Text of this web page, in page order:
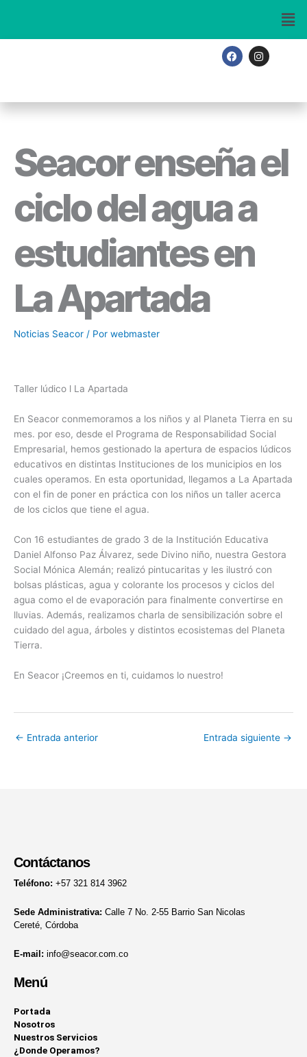
contenido
F
a
o
I
n
g
Seacor enseña el
ciclo del agua a
estudiantes en
La Apartada
Noticias Seacor / Por webmaster
Taller lúdico l La Apartada
En Seacor conmemoramos a los niños y al Planeta Tierra en su
mes. por eso, desde el Programa de Responsabilidad Social
Empresarial, hemos gestionado la apertura de espacios lúdicos
educativos en distintas Instituciones de los municipios en los
cuales operamos. En esta oportunidad, llegamos a La Apartada
con el fin de poner en práctica con los niños un taller acerca
de los ciclos que tiene el agua.
Con 16 estudiantes de grado 3 de la Institución Educativa
Daniel Alfonso Paz Álvarez, sede Divino niño, nuestra Gestora
Social Mónica Alemán; realizó pintucaritas y les ilustró con
bolsas plásticas, agua y colorante los procesos y ciclos del
agua como el de evaporación para finalmente convertirse en
lluvias. Además, realizamos charla de sensibilización sobre el
cuidado del agua, árboles y distintos ecosistemas del Planeta
Tierra.
En Seacor ¡Creemos en ti, cuidamos lo nuestro!
← Entrada anterior Entrada siguiente →
Contáctanos
Teléfono: +57 321 814 3962
Sede Administrativa: Calle 7 No. 2-55 Barrio San Nicolas
Cereté, Córdoba
E-mail: info@seacor.com.co
Menú
Portada
Nosotros
Nuestros Servicios
¿Donde Operamos?